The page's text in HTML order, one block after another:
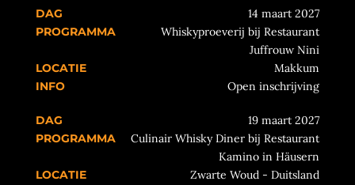
14 maart 2027
Whiskyproeverij bij Restaurant
Juffrouw Nini
Makkum
Open inschrijving
19 maart 2027
Culinair Whisky Diner bij Restaurant
Kamino in Häusern
Zwarte Woud - Duitsland